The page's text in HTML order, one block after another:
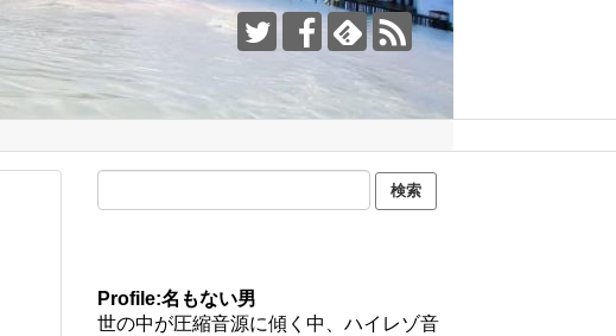
Profile:名もない男
世の中が圧縮音源に傾く中、ハイレゾ音